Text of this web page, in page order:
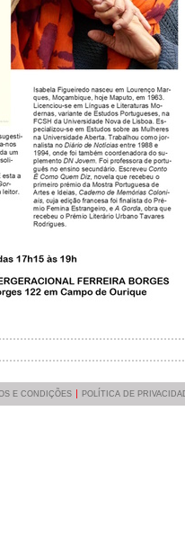
E CONDIÇÕES POLÍTICA DE